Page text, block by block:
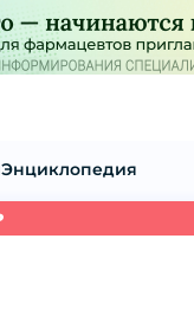
Энциклопедия